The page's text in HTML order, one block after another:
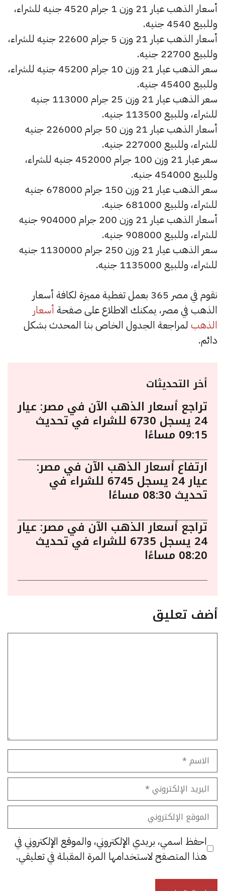
أسعار الذهب عيار 21 وزن 1 جرام 4520 جنيه للشراء،
وللبيع 4540 جنيه.
أسعار الذهب عيار 21 وزن 5 جرام 22600 جنيه للشراء،
وللبيع 22700 جنيه.
سعر الذهب عيار 21 وزن 10 جرام 45200 جنيه للشراء،
وللبيع 45400 جنيه.
سعر الذهب عيار 21 وزن 25 جرام 113000 جنيه
للشراء، وللبيع 113500 جنيه.
أسعار الذهب عيار 21 وزن 50 جرام 226000 جنيه
للشراء، وللبيع 227000 جنيه.
سعر عيار 21 وزن 100 جرام 452000 جنيه للشراء،
وللبيع 454000 جنيه.
سعر الذهب عيار 21 وزن 150 جرام 678000 جنيه
للشراء، وللبيع 681000 جنيه.
أسعار الذهب عيار 21 وزن 200 جرام 904000 جنيه
للشراء، وللبيع 908000 جنيه.
سعر الذهب عيار 21 وزن 250 جرام 1130000 جنيه
للشراء، وللبيع 1135000 جنيه.
نقوم في مصر 365 بعمل تغطية مميزة لكافة أسعار
الذهب في مصر، يمكنك الاطلاع على صفحة أسعار
الذهب لمراجعة الجدول الخاص بنا المحدث بشكل
دائم.
أخر التحديثات
تراجع أسعار الذهب الآن في مصر: عيار
24 يسجل 6730 للشراء في تحديث
09:15 مساءًا
ارتفاع أسعار الذهب الآن في مصر:
عيار 24 يسجل 6745 للشراء في
تحديث 08:30 مساءًا
تراجع أسعار الذهب الآن في مصر: عيار
24 يسجل 6735 للشراء في تحديث
08:20 مساءًا
أضف تعليق
الاسم
البريد
الإلكتروني
الموقع
الإلكتروني
احفظ اسمي، بريدي الإلكتروني، والموقع الإلكتروني في
هذا المتصفح لاستخدامها المرة المقبلة في تعليقي.